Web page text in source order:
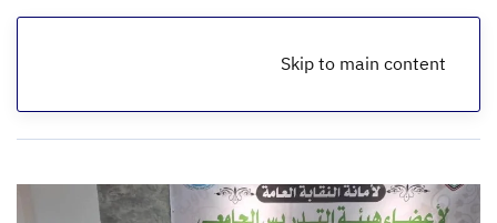
Skip to main content
الرئيسية